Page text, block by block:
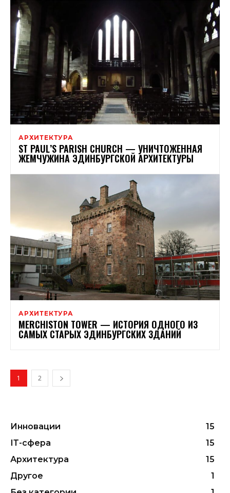
АРХИТЕКТУРА
ST PAUL’S PARISH CHURCH — УНИЧТОЖЕННАЯ
ЖЕМЧУЖИНА ЭДИНБУРГСКОЙ АРХИТЕКТУРЫ
АРХИТЕКТУРА
MERCHISTON TOWER — ИСТОРИЯ ОДНОГО ИЗ
САМЫХ СТАРЫХ ЭДИНБУРГСКИХ ЗДАНИЙ
1 2
Инновации
15
ІТ-сфера
15
Архитектура
15
Другое
1